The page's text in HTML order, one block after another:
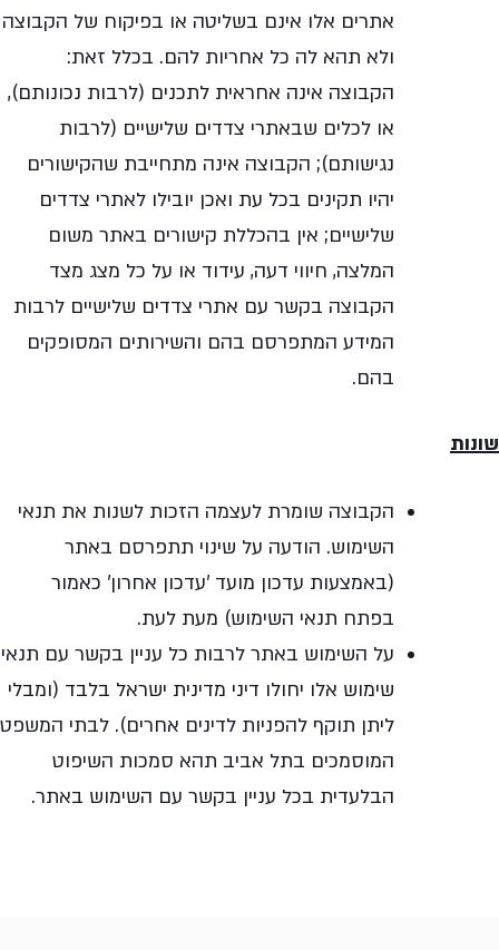
אתרים אלו אינם בשליטה או בפיקוח של הקבוצה
ולא תהא לה כל אחריות להם. בכלל זאת:
הקבוצה אינה אחראית לתכנים (לרבות נכונותם),
או לכלים שבאתרי צדדים שלישיים (לרבות
נגישותם); הקבוצה אינה מתחייבת שהקישורים
יהיו תקינים בכל עת ואכן יובילו לאתרי צדדים
שלישיים; אין בהכללת קישורים באתר משום
המלצה, חיווי דעה, עידוד או על כל מצג מצד
הקבוצה בקשר עם אתרי צדדים שלישיים לרבות
המידע המתפרסם בהם והשירותים המסופקים
בהם.
שונות
הקבוצה שומרת לעצמה הזכות לשנות את תנאי
השימוש. הודעה על שינוי תתפרסם באתר
(באמצעות עדכון מועד 'עדכון אחרון' כאמור
בפתח תנאי השימוש) מעת לעת.
על השימוש באתר לרבות כל עניין בקשר עם תנאי
שימוש אלו יחולו דיני מדינית ישראל בלבד (ומבלי
ליתן תוקף להפניות לדינים אחרים). לבתי המשפט
המוסמכים בתל אביב תהא סמכות השיפוט
הבלעדית בכל עניין בקשר עם השימוש באתר.